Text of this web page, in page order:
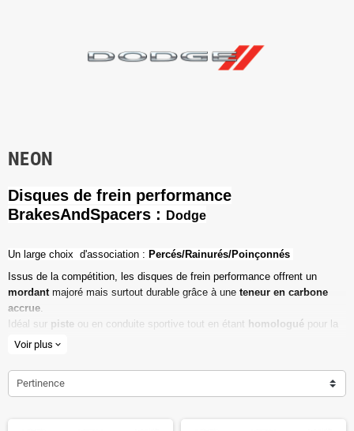
NEON
Disques de frein performance
BrakesAndSpacers :
Dodge
Un l arge choix d'association : Percés/Rainurés/Poinçonnés
Issus de la compétition, les disques de frein performance offrent un
mordant majoré mais surtout durable grâce à une teneur en carbone
accrue.
Idéal sur piste ou en conduite sportive tout en étant homologué pour la
route ouverte.
Voir plus expand_more
Pertinence